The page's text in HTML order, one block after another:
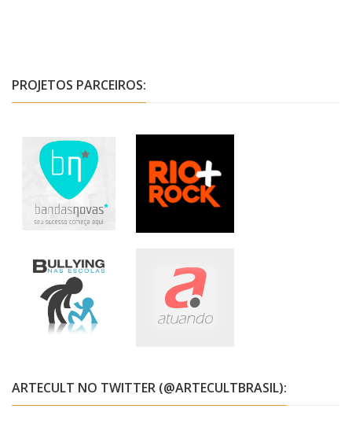
PROJETOS PARCEIROS:
ARTECULT NO TWITTER (@ARTECULTBRASIL):